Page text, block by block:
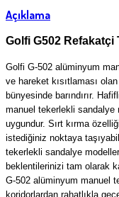
Açıklama
Golfi G502
Golfi G-502 alüminyum
ve hareket kısıtlaması
bünyesinde barındırır.
manuel tekerlekli
uygundur. Sırt kırma
istediğiniz noktaya
tekerlekli sandalye
beklentilerinizi tam olarak
G-502 alüminyum manuel
koridorlardan rahatlıkla